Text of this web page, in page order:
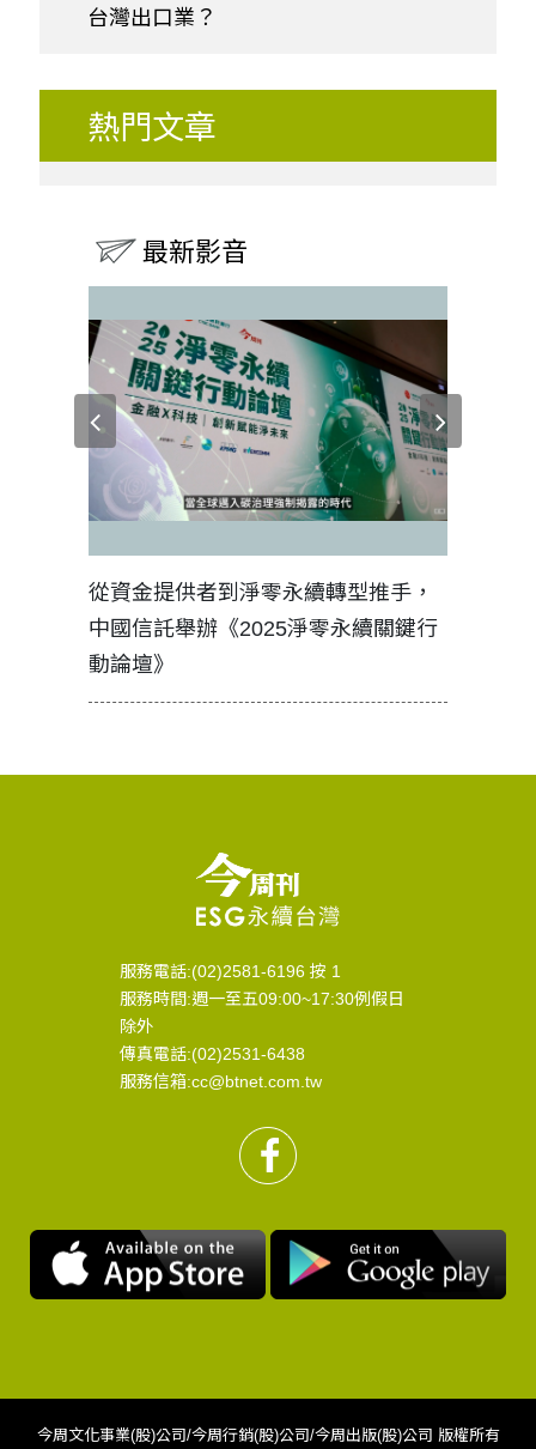
台灣出口業？
熱門文章
最新影音
從資金提供者到淨零永續轉型推手，
中國信託舉辦《2025淨零永續關鍵行
動論壇》
服務電話:(02)2581-6196 按 1
服務時間:週一至五09:00~17:30例假日
除外
傳真電話:(02)2531-6438
服務信箱:cc@btnet.com.tw
今周文化事業(股)公司/今周行銷(股)公司/今周出版(股)公司 版權所有